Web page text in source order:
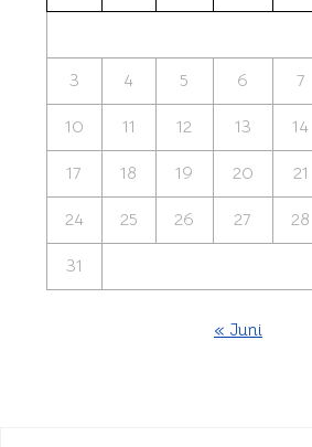
3 4 5 6 7
10 11 12 13 14
17 18 19 20 21
24 25 26 27 28
31
« Juni